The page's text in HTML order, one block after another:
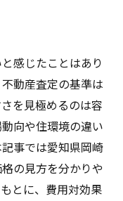
感じたことはあり
動産査定の基準は
を見極めるのは容
向や住環境の違い
事では愛知県岡崎
の見方を分かりや
とに、費用対効果